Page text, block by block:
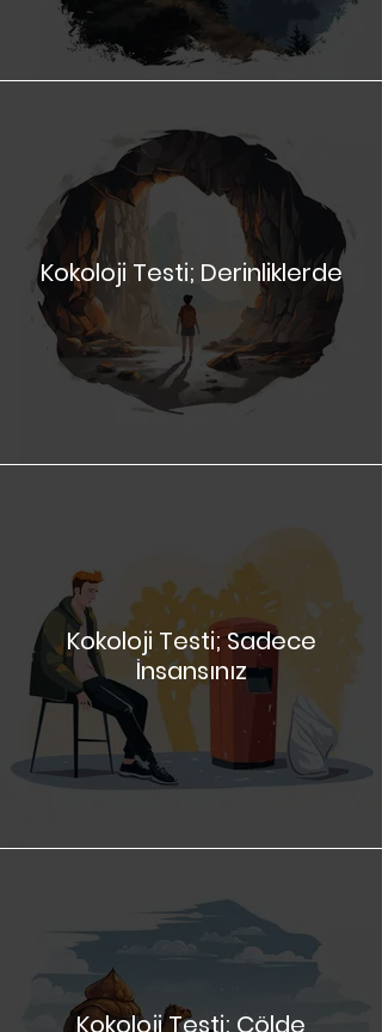
Kokoloji Testi; Derinliklerde
Kokoloji Testi; Sadece
İnsansınız